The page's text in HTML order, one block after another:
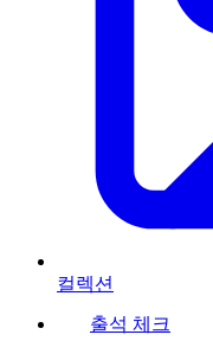
컬렉션
출석 체크